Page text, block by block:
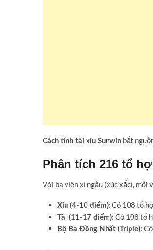
Cách tính tài xỉu Sunwin bắt
Phân tích 216 tổ
Với ba viên xí ngầu (xúc xắc),
Xỉu (4-10 điểm): Có 108 tổ
Tài (11-17 điểm): Có 108 tổ
Bộ Ba Đồng Nhất (Triple):